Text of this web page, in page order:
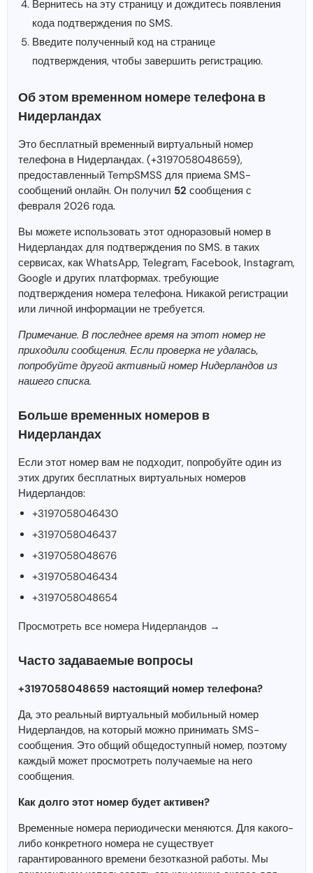
Вернитесь на эту страницу и дождитесь появления
кода подтверждения по SMS.
Введите полученный код на странице
подтверждения, чтобы завершить регистрацию.
Об этом временном номере телефона в
Нидерландах
Это бесплатный временный виртуальный номер
телефона в Нидерландах. (+3197058048659),
предоставленный TempSMSS для приема SMS-
сообщений онлайн. Он получил 52 сообщения с
февраля 2026 года.
Вы можете использовать этот одноразовый номер в
Нидерландах для подтверждения по SMS. в таких
сервисах, как WhatsApp, Telegram, Facebook, Instagram,
Google и других платформах. требующие
подтверждения номера телефона. Никакой регистрации
или личной информации не требуется.
Примечание. В последнее время на этот номер не
приходили сообщения. Если проверка не удалась,
попробуйте другой активный номер Нидерландов из
нашего списка.
Больше временных номеров в
Нидерландах
Если этот номер вам не подходит, попробуйте один из
этих других бесплатных виртуальных номеров
Нидерландов:
+3197058046430
+3197058046437
+3197058048676
+3197058046434
+3197058048654
Просмотреть все номера Нидерландов →
Часто задаваемые вопросы
+3197058048659 настоящий номер телефона?
Да, это реальный виртуальный мобильный номер
Нидерландов, на который можно принимать SMS-
сообщения. Это общий общедоступный номер, поэтому
каждый может просмотреть получаемые на него
сообщения.
Как долго этот номер будет активен?
Временные номера периодически меняются. Для какого-
либо конкретного номера не существует
гарантированного времени безотказной работы. Мы